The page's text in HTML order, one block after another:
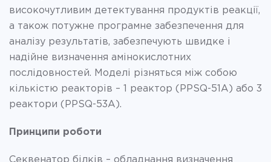
високочутливим детектування продуктів реакції,
а також потужне програмне забезпечення для
аналізу результатів, забезпечують швидке і
надійне визначення амінокислотних
послідовностей. Моделі різняться між собою
кількістю реакторів – 1 реактор (PPSQ-51A) або 3
реактори (PPSQ-53A).
Принципи роботи
Секвенатор білків – обладнання визначення